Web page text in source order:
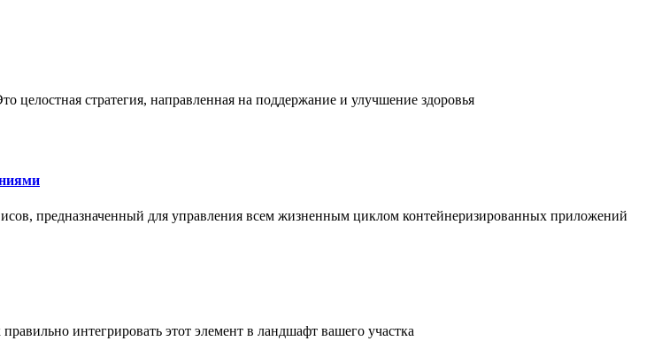
стратегия, направленная на поддержание и улучшение здоровья
предназначенный для управления всем жизненным циклом контейнеризированных приложений
интегрировать этот элемент в ландшафт вашего участка